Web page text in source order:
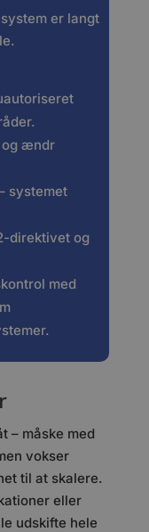
er langt
ændr
systemet
direktivet og
med
– måske med
vokser
til at skalere.
eller
udskifte hele